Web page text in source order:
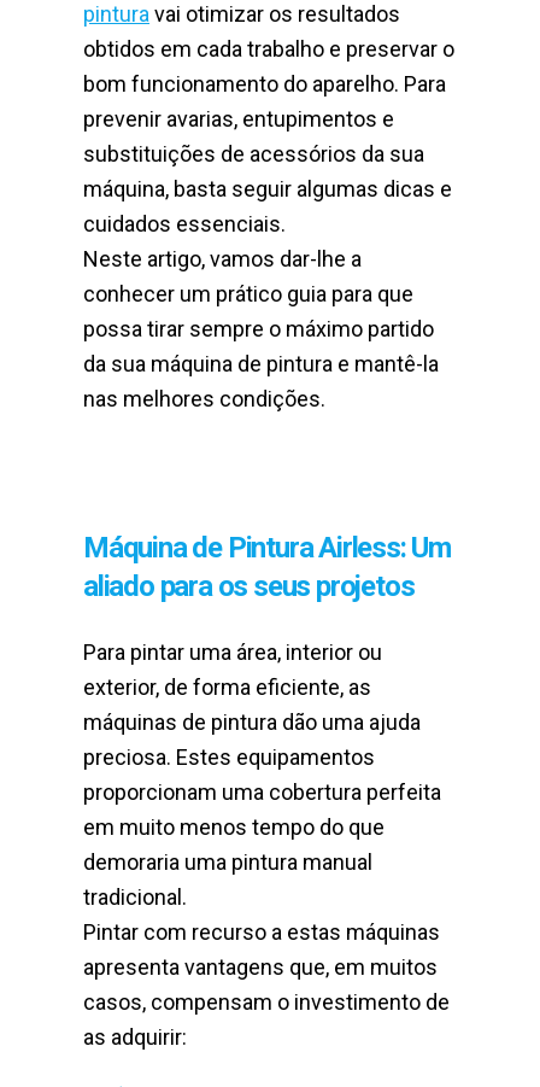
pintura vai otimizar os resultados
obtidos em cada trabalho e preservar o
bom funcionamento do aparelho. Para
prevenir avarias, entupimentos e
substituições de acessórios da sua
máquina, basta seguir algumas dicas e
cuidados essenciais.
Neste artigo, vamos dar-lhe a
conhecer um prático guia para que
possa tirar sempre o máximo partido
da sua máquina de pintura e mantê-la
nas melhores condições.
Máquina de Pintura Airless: Um
aliado para os seus projetos
Para pintar uma área, interior ou
exterior, de forma eficiente, as
máquinas de pintura dão uma ajuda
preciosa. Estes equipamentos
proporcionam uma cobertura perfeita
em muito menos tempo do que
demoraria uma pintura manual
tradicional.
Pintar com recurso a estas máquinas
apresenta vantagens que, em muitos
casos, compensam o investimento de
as adquirir: